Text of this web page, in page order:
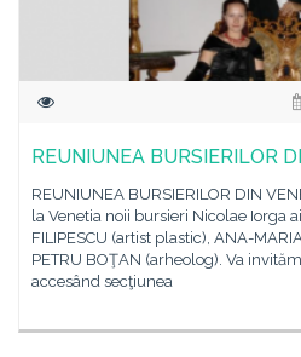
REUNIUNEA BURSIERILOR
REUNIUNEA BURSIERILOR DIN
la Venetia noii bursieri Nicolae Iorga
FILIPESCU (artist plastic), ANA-
PETRU BOŢAN (arheolog). Va
accesând secţiunea